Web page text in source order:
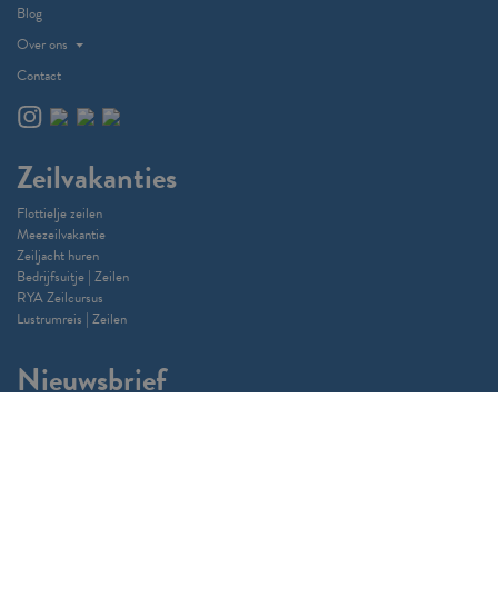
Blog
Over ons
Contact
Zeilvakanties
Flottielje zeilen
Meezeilvakantie
Zeiljacht huren
Bedrijfsuitje | Zeilen
RYA Zeilcursus
Lustrumreis | Zeilen
Nieuwsbrief